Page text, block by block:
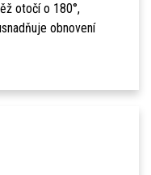
otočí o 180°,
obnovení